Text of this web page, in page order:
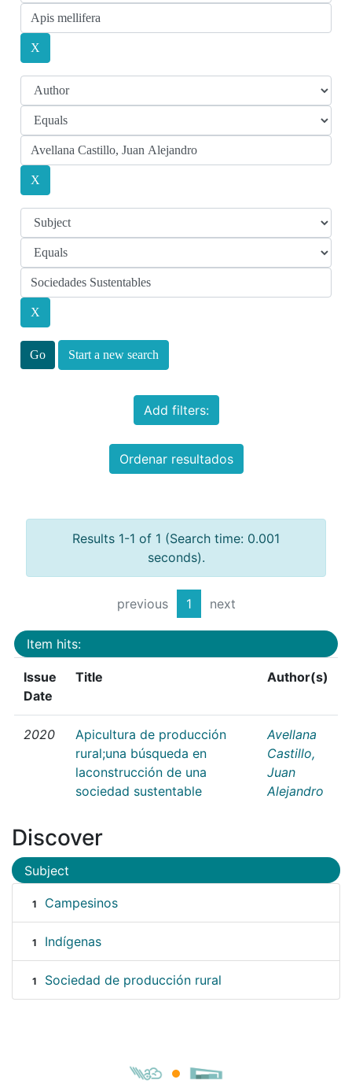
Start a new search
Add filters:
Ordenar resultados
Results 1-1 of 1 (Search time: 0.001
seconds).
previous 1 next
Item hits:
Issue
Date
Title Author(s)
2020
Apicultura de producción
rural;una búsqueda en
laconstrucción de una
sociedad sustentable
Avellana
Castillo,
Juan
Alejandro
Discover
Subject
1 Campesinos
1 Indígenas
1 Sociedad de producción rural